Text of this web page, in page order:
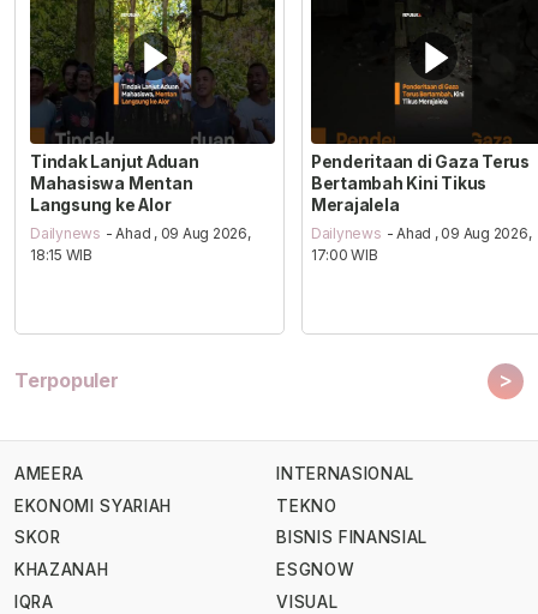
Tindak Lanjut Aduan
Mahasiswa Mentan
Langsung ke Alor
Dailynews - Ahad , 09 Aug 2026,
18:15 WIB
Penderitaan di Gaza Terus
Bertambah Kini Tikus
Merajalela
Dailynews - Ahad , 09 Aug 2026,
17:00 WIB
Terpopuler >
AMEERA
EKONOMI SYARIAH
SKOR
KHAZANAH
IQRA
INTERNASIONAL
TEKNO
BISNIS FINANSIAL
ESGNOW
VISUAL